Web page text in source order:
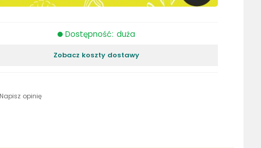
Dostępność: duża
Zobacz koszty dostawy
Napisz opinię